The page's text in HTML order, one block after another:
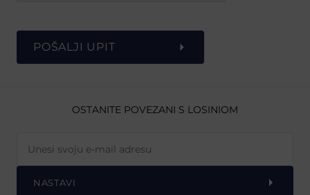
POŠALJI UPIT
OSTANITE POVEZANI S LOSINIOM
NASTAVI